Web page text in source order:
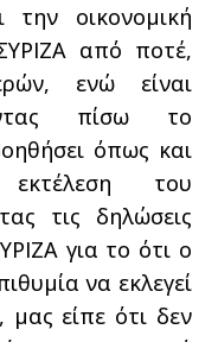
την οικονομική
από ποτέ,
ενώ είναι
πίσω το
όπως και
του
τις δηλώσεις
για το ότι ο
να εκλεγεί
μας είπε ότι δεν